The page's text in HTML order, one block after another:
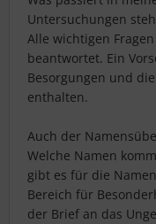
Untersuchungen
Alle wichtigen
beantwortet. Ein
Besorgungen und
enthalten.
Auch der
Welche Namen
gibt es für die
Bereich für
der Brief an das